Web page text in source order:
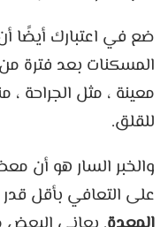
ضع في اعتبارك أيضًا
المسكنات بعد فترة
معينة ، مثل الجراحة
للقلق.
والخبر السار هو أن
على التعافي بأقل